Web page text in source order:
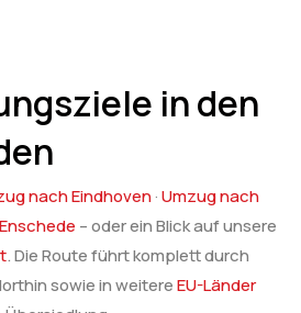
in den
nach Eindhoven·Umzug nach
– oder ein Blick auf unsere
. Die Route führt komplett durch
sowie in weitereEU-Länder